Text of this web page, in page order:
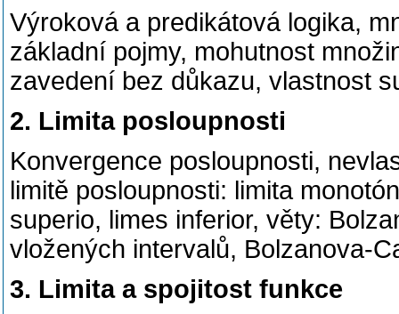
Výroková a predikátová logika,
základní pojmy, mohutnost
zavedení bez důkazu, vlastnost
2. Limita posloupnosti
Konvergence posloupnosti,
limitě posloupnosti: limita
superio, limes inferior, věty:
vložených intervalů, Bolzanova-
3. Limita a spojitost funkce